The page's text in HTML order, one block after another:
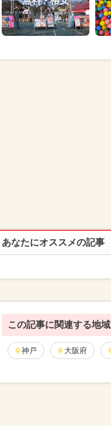
あなたにオススメの記事
この記事に関連する地域
神戸 大阪府